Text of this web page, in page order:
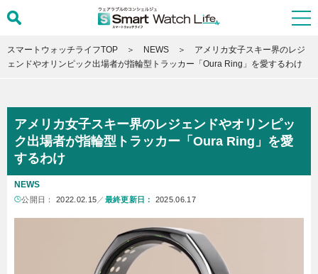
スマートウォッチライフTOP NEWS
アメリカ女子スキー界のレジ
ェンドやオリンピック出場者が指輪型トラッカー「Oura Ring」を愛するわけ
アメリカ女子スキー界のレジェンドやオリンピッ
ク出場者が指輪型トラッカー「Oura Ring」を愛
するわけ
NEWS
公開日： 2022.02.15 ／ 最終更新日： 2025.06.17